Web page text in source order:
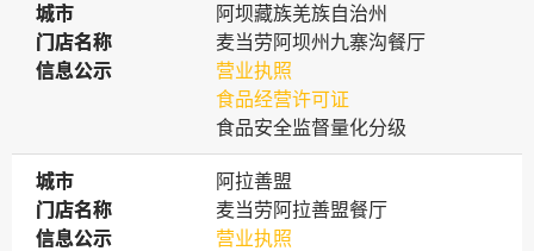
城市
城市
阿坝藏族羌族自治州
门店名称
门店名称
麦当劳阿坝州九寨沟餐厅
信息公示
信息公示
营业执照
食品经营许可证
食品安全监督量化分级
城市
城市
阿拉善盟
门店名称
门店名称
麦当劳阿拉善盟餐厅
信息公示
信息公示
营业执照